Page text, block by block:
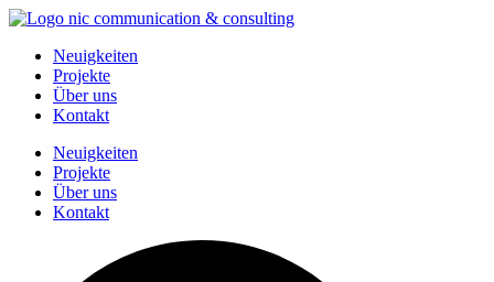
Zum
springenNeuigkeiten
Projekte
Über uns
Kontakt
Neuigkeiten
Projekte
Über uns
Kontakt